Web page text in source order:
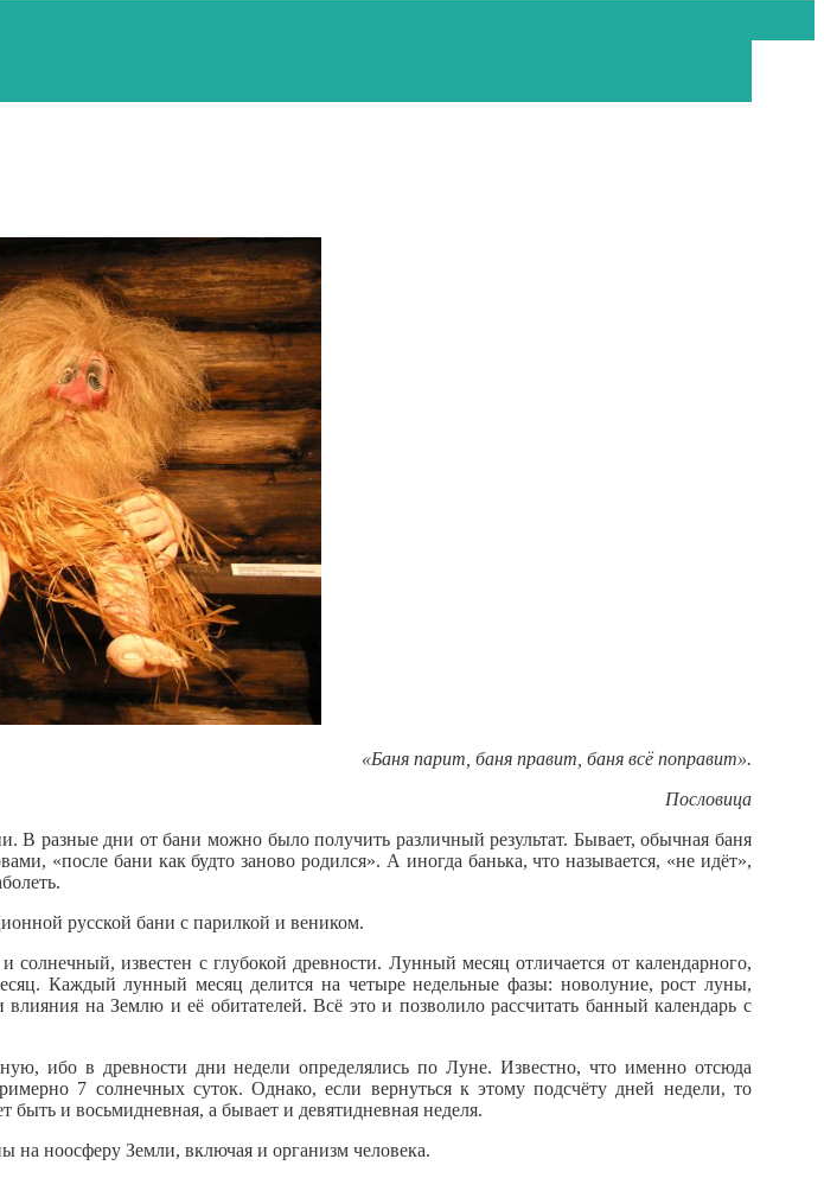
«Баня парит, баня правит, баня всё поправит».
Пословица
разные дни от бани можно было получить различный результат. Бывает, обычная баня
«после бани как будто заново родился». А иногда банька, что называется, «не идёт»,
русской бани с парилкой и веником.
известен с глубокой древности. Лунный месяц отличается от календарного,
Каждый лунный месяц делится на четыре недельные фазы: новолуние, рост луны,
на Землю и её обитателей. Всё это и позволило рассчитать банный календарь с
ибо в древности дни недели определялись по Луне. Известно, что именно отсюда
7 солнечных суток. Однако, если вернуться к этому подсчёту дней недели, то
и восьмидневная, а бывает и девятидневная неделя.
на ноосферу Земли, включая и организм человека.